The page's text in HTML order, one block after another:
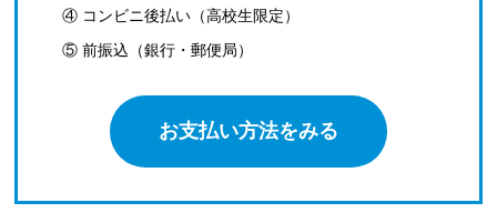
④ コンビニ後払い（高校生限定）
⑤ 前振込（銀行・郵便局）
お支払い方法をみる